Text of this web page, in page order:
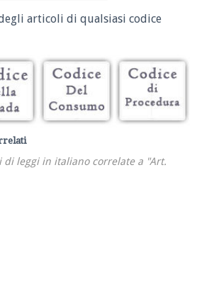
articoli di qualsiasi codice
di leggi in italiano correlate a "Art.